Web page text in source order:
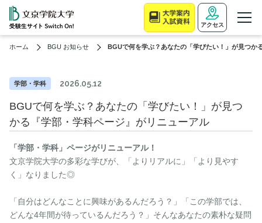
アクセス
ホーム BGU お知らせ BGUで何を学ぶ？あなたの「学びたい！」が見つか
学部・学科 2026.05.12
BGUで何を学ぶ？あなたの「学びたい！」が見つ
かる『学部・学科ページ』がリニューアル
「学部・学科」ページがリニューアル！
文京学院大学の多彩な学びが、「よりリアルに」「より見やす
く」なりました◎
「自分はどんなことに興味があるんだろう？」「この学部では、
どんな4年間が待っているんだろう？」そんなあなたの素朴な疑問